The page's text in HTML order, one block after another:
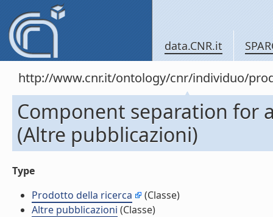
data.CNR.it
http://www.cnr.it/ontology/cnr/individuo/
Component separation for
(Altre pubblicazioni)
Type
Prodotto della ricerca
(Classe)
Altre pubblicazioni (Classe)